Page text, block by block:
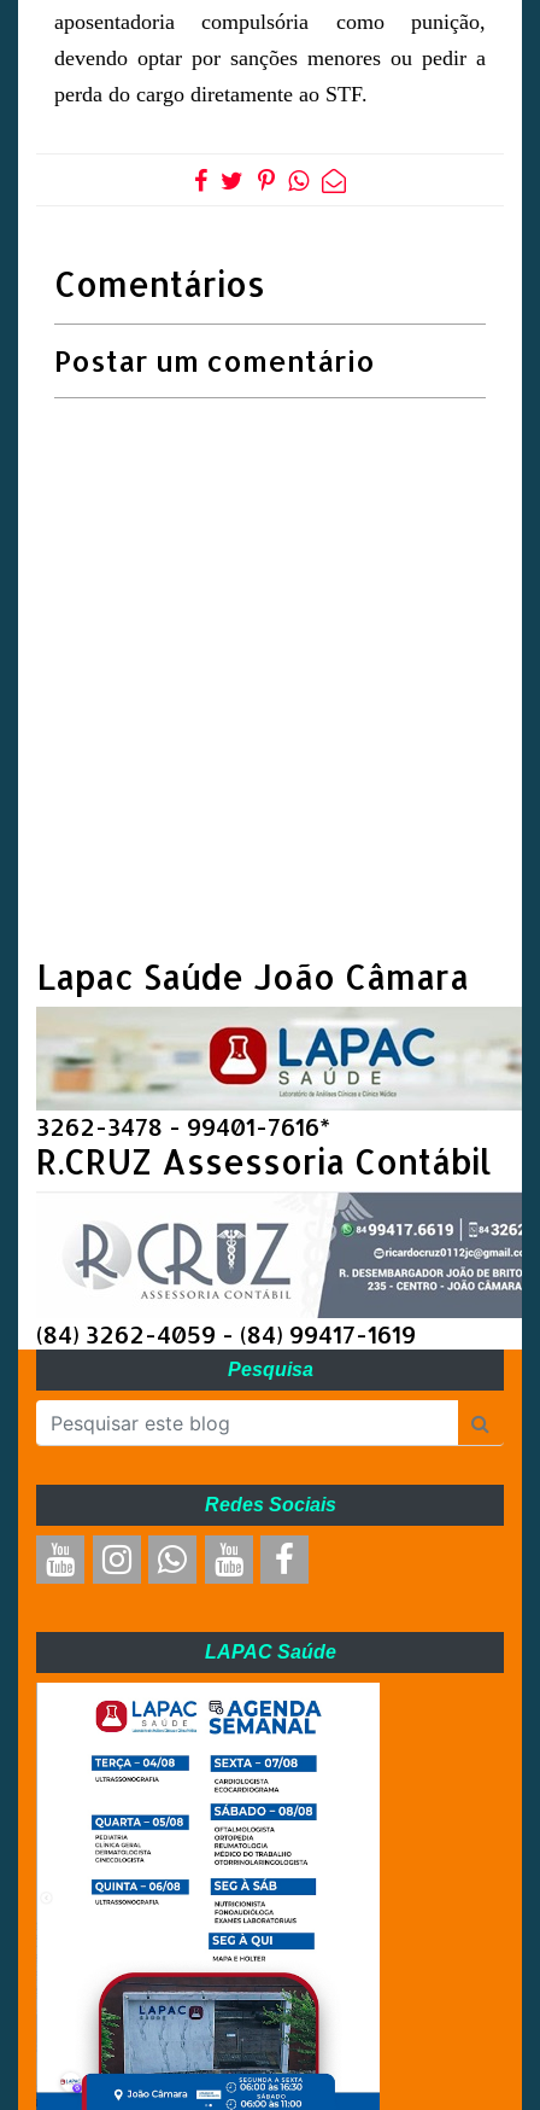
aposentadoria compulsória como punição,
devendo optar por sanções menores ou pedir a
perda do cargo diretamente ao STF.
Comentários
Postar um comentário
Lapac Saúde João Câmara
3262-3478 - 99401-7616*
R.CRUZ Assessoria Contábil
(84) 3262-4059 - (84) 99417-1619
Pesquisa
Redes Sociais
LAPAC Saúde